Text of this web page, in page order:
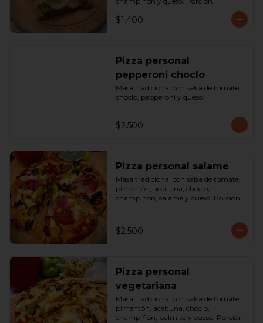
$1.400
Pizza personal
pepperoni choclo
Masa tradicional con salsa de tomate,
choclo, pepperoni y queso.
$2.500
Pizza personal salame
Masa tradicional con salsa de tomate,
pimentón, aceituna, choclo,
champiñón, salame y queso. Porción.
$2.500
Pizza personal
vegetariana
Masa tradicional con salsa de tomate,
pimentón, aceituna, choclo,
champiñón, palmito y queso. Porción.